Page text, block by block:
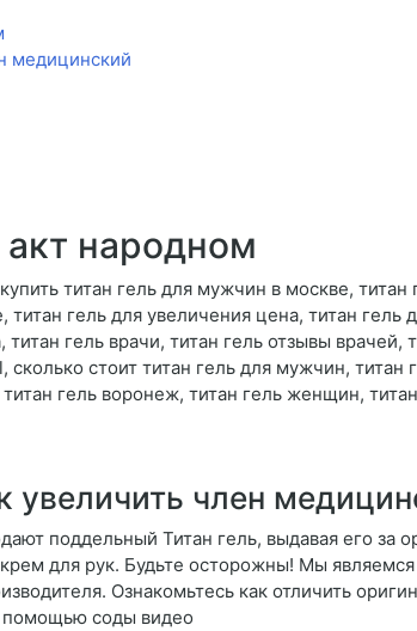
медицинский
народном
титан гель для мужчин в москве, титан
титан гель для увеличения цена, титан
гель врачи, титан гель отзывы
сколько стоит титан гель для мужчин,
гель воронеж, титан гель женщин,
увеличить член
поддельный Титан гель, выдавая его
для рук. Будьте осторожны! Мы
Ознакомьтесь как отличить
помощью соды видео